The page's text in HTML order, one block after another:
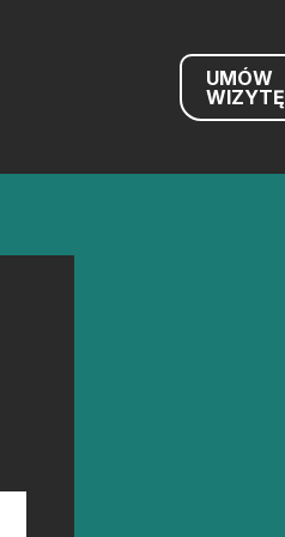
UMÓW
WIZYTĘ